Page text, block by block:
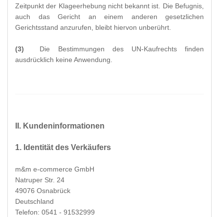
Zeitpunkt der Klageerhebung nicht bekannt ist. Die Befugnis,
auch das Gericht an einem anderen gesetzlichen
Gerichtsstand anzurufen, bleibt hiervon unberührt.
(3) Die Bestimmungen des UN-Kaufrechts finden
ausdrücklich keine Anwendung.
II. Kundeninformationen
1. Identität des Verkäufers
m&m e-commerce GmbH
Natruper Str. 24
49076 Osnabrück
Deutschland
Telefon: 0541 - 91532999